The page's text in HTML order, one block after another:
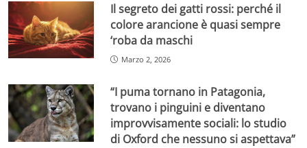
Il segreto dei gatti rossi: perché il
colore arancione è quasi sempre
‘roba da maschi
Marzo 2, 2026
“I puma tornano in Patagonia,
trovano i pinguini e diventano
improvvisamente sociali: lo studio
di Oxford che nessuno si aspettava”